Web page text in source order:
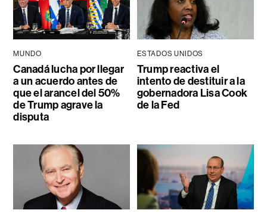
MUNDO
Canadá lucha por llegar
a un acuerdo antes de
que el arancel del 50%
de Trump agrave la
disputa
ESTADOS UNIDOS
Trump reactiva el
intento de destituir a la
gobernadora Lisa Cook
de la Fed